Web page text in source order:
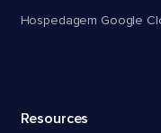
Hospedagem Google
Resources